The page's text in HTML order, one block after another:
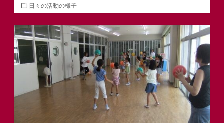
カ
テ
ゴ
リ
ー
日々の活動の様子